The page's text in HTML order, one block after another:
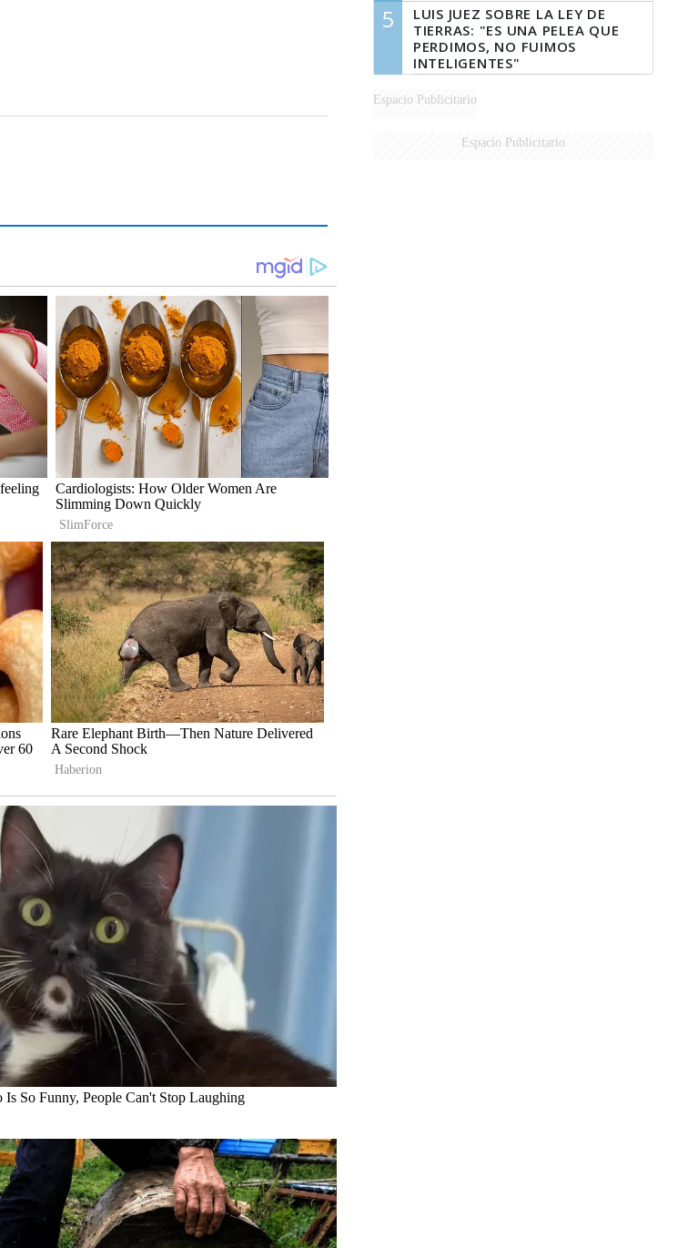
5
LUIS JUEZ SOBRE LA LEY DE
TIERRAS: "ES UNA PELEA QUE
PERDIMOS, NO FUIMOS
INTELIGENTES"
Espacio Publicitario
Espacio Publicitario